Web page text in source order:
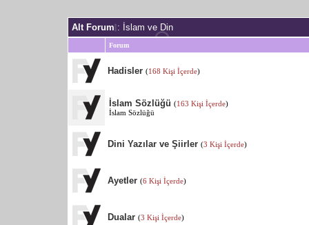
Alt Forum: İslam ve Din
Forum
Hadisler (168 Kişi İçerde)
İslam Sözlüğü (163 Kişi İçerde)
İslam Sözlüğü
Dini Yazılar ve Şiirler (3 Kişi İçerde)
Ayetler (6 Kişi İçerde)
Dualar (3 Kişi İçerde)